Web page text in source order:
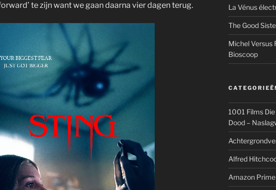
te zijn want we gaan daarna vier dagen terug.
La Vénus
The Good
Michel Versus
Bioscoop
1001 Films
Dood –
Alfred
Amazon